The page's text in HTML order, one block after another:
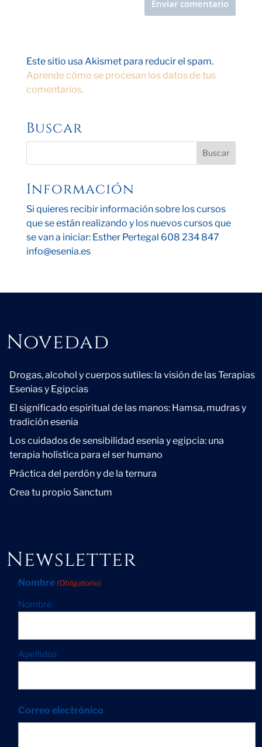
Este sitio usa Akismet para reducir el spam.
Aprende cómo se procesan los datos de tus
comentarios.
Buscar
Información
Si quieres recibir información sobre los cursos
que se están realizando y los nuevos cursos que
se van a iniciar: Esther Pertegal 608 234 847
info@esenia.es
Novedad
Novedad
Drogas, alcohol y cuerpos sutiles: la visión de las Terapias
Esenias y Egipcias
El significado espiritual de las manos: Hamsa, mudras y
tradición esenia
Los cuidados de sensibilidad esenia y egipcia: una
terapia holística para el ser humano
Práctica del perdón y de la ternura
Crea tu propio Sanctum
Newsletter
Nombre (Obligatorio)
Nombre
Apellidos
Correo electrónico